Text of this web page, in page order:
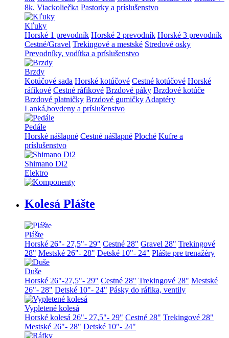
8k. Viackoliečka Pastorky a príslušenstvo
Kľuky
Horské 1 prevodník Horské 2 prevodník Horské 3 prevodník
Cestné/Gravel Trekingové a mestské Stredové osky
Prevodníky, vodítka a príslušenstvo
Brzdy
Kotúčové sada Horské kotúčové Cestné kotúčové Horské
ráfikové Cestné ráfikové Brzdové páky Brzdové kotúče
Brzdové platničky Brzdové gumičkyAdaptéry
Lanká,bovdeny a príslušenstvo
Pedále
Horské nášlapné Cestné nášlapné Ploché Kufre a
príslušenstvo
Shimano Di2
Elektro
Kolesá Plášte
Plášte
Horské 26"- 27,5"- 29" Cestné 28" Gravel 28" Trekingové
28" Mestské 26"- 28" Detské 10"- 24" Plášte pre trenažéry
Duše
Horské 26"-27,5"- 29" Cestné 28" Trekingové 28" Mestské
26"- 28" Detské 10"- 24" Pásky do ráfika, ventily
Vypletené kolesá
Horské kolesá 26"- 27,5"- 29" Cestné 28" Trekingové 28"
Mestské 26"- 28" Detské 10"- 24"